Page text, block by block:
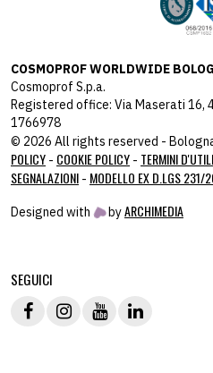
COSMOPROF WORLDWIDE
Cosmoprof S.p.a.
Registered office: Via Maserati 16,
1766978
© 2026 All rights reserved -
POLICY - COOKIE POLICY - TERMINI
SEGNALAZIONI - MODELLO EX D.LGS 231/
Designed with byARCHIMEDIA
SEGUICI